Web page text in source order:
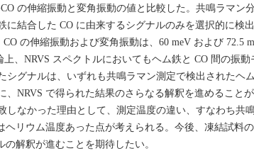
の伸縮振動と変角振動の値と比較した。共鳴ラマン
に結合した CO に由来するシグナルのみを選択的に検
CO の伸縮振動および変角振動は、60 meV および 72.5
、NRVS スペクトルにおいてもヘム鉄と CO 間の振
シグナルは、いずれも共鳴ラマン測定で検出されたヘ
、NRVS で得られた結果のさらなる解釈を進めること
しなかった理由として、測定温度の違い、すなわち共
ヘリウム温度あった点が考えられる。今後、凍結試料
の解釈が進むことを期待したい。